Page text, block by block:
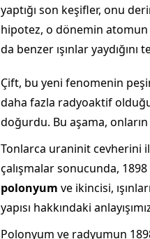
yaptığı son keşifler, onu
hipotez, o dönemin atomun
da benzer ışınlar
Çift, bu yeni fenomenin
daha fazla radyoaktif
doğurdu. Bu aşama,
Tonlarca uraninit cevherini
çalışmalar sonucunda, 1898
polonyum ve ikincisi,
yapısı hakkındaki
Polonyum ve radyumun